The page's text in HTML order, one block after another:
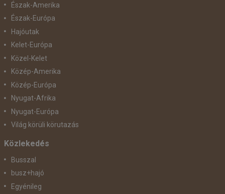
Észak-Amerika
Észak-Európa
Hajóutak
Kelet-Európa
Közel-Kelet
Közép-Amerika
Közép-Európa
Nyugat-Afrika
Nyugat-Európa
Világ körüli körutazás
Közlekedés
Busszal
busz+hajó
Egyénileg